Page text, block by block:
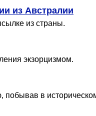
из Австралии
из страны.
экзорцизмом.
в